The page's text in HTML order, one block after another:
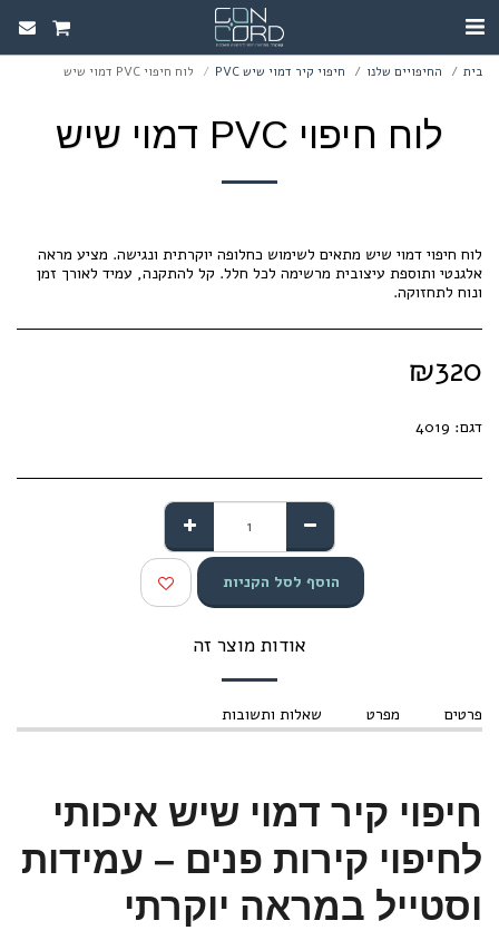
בית החיפויים שלנו חיפוי קיר דמוי שיש PVC לוח חיפוי PVC דמוי שיש
לוח חיפוי PVC דמוי שיש
לוח חיפוי דמוי שיש מתאים לשימוש כחלופה יוקרתית ונגישה. מציע מראה
אלגנטי ותוספת עיצובית מרשימה לכל חלל. קל להתקנה, עמיד לאורך זמן
ונוח לתחזוקה.
₪320
דגם: 4019
הוסף לסל הקניות
אודות מוצר זה
פרטים מפרט שאלות ותשובות
חיפוי קיר דמוי שיש איכותי
לחיפוי קירות פנים – עמידות
וסטייל במראה יוקרתי